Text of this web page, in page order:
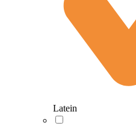
Latein